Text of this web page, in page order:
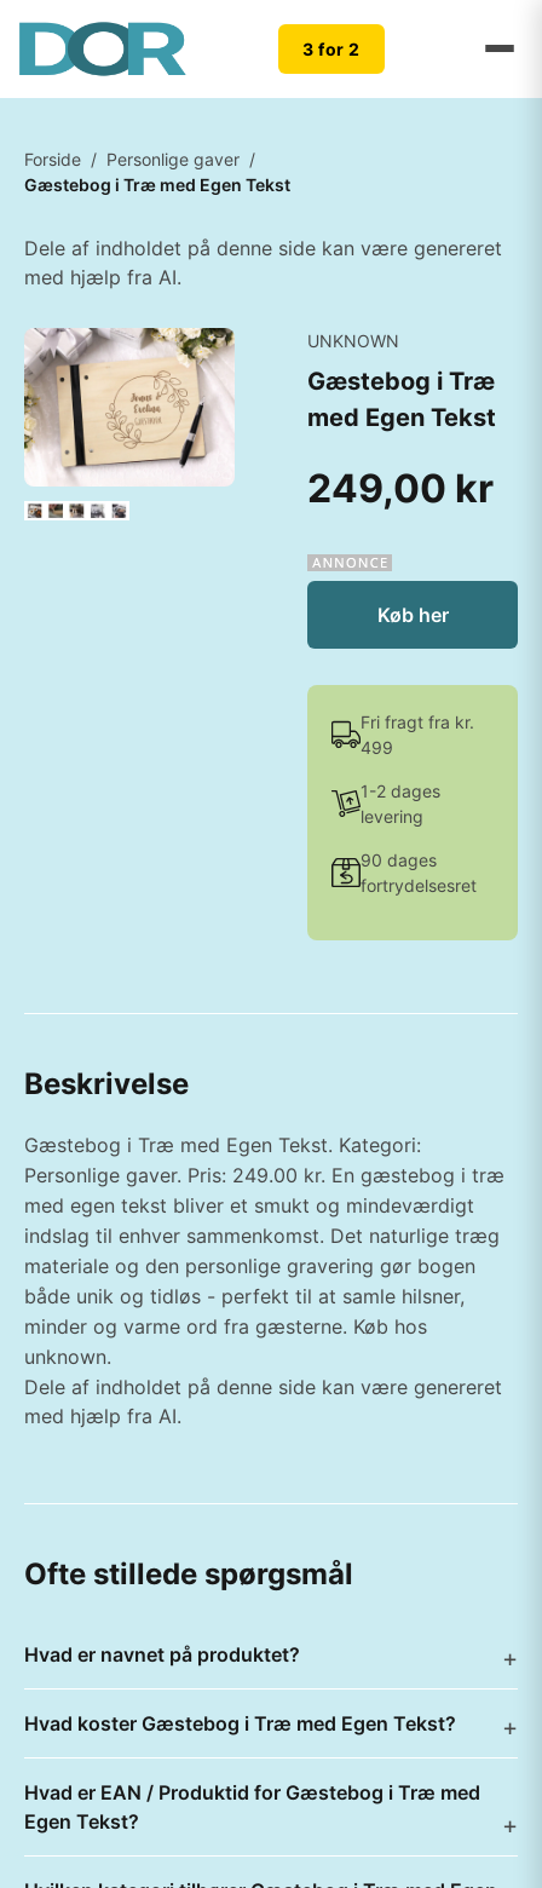
3 for 2
Forside / Personlige gaver /
Gæstebog i Træ med Egen Tekst
Dele af indholdet på denne side kan være genereret
med hjælp fra AI.
UNKNOWN
Gæstebog i Træ
med Egen Tekst
249,00 kr
Køb her
Fri fragt fra kr.
499
1-2 dages
levering
90 dages
fortrydelsesret
Beskrivelse
Gæstebog i Træ med Egen Tekst. Kategori:
Personlige gaver. Pris: 249.00 kr. En gæstebog i træ
med egen tekst bliver et smukt og mindeværdigt
indslag til enhver sammenkomst. Det naturlige træg
materiale og den personlige gravering gør bogen
både unik og tidløs - perfekt til at samle hilsner,
minder og varme ord fra gæsterne. Køb hos
unknown.
Dele af indholdet på denne side kan være genereret
med hjælp fra AI.
Ofte stillede spørgsmål
Hvad er navnet på produktet?
Hvad koster Gæstebog i Træ med Egen Tekst?
Hvad er EAN / Produktid for Gæstebog i Træ med
Egen Tekst?